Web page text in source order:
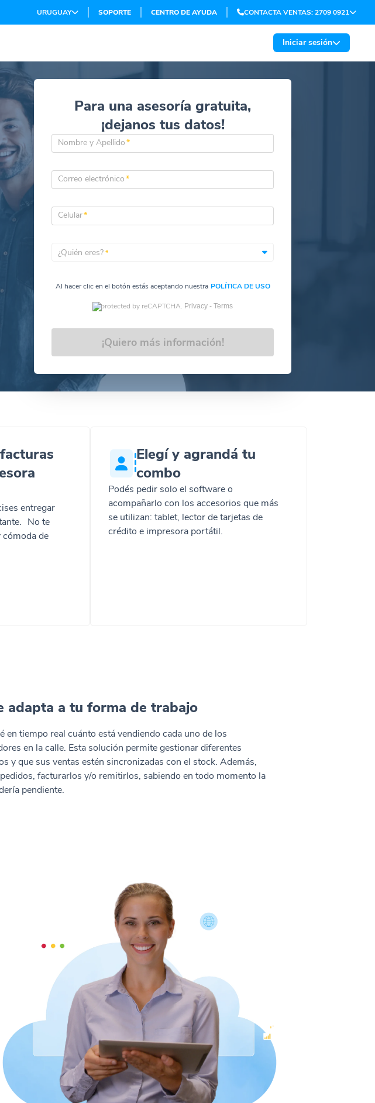
URUGUAY SOPORTE CENTRO DE AYUDA CONTACTA VENTAS: 2709 0921
Iniciar sesión
Para una asesoría gratuita,
¡dejanos tus datos!
Nombre y Apellido*
Correo electrónico*
Celular*
¿Quién eres?*
Al hacer clic en el botón estás aceptando nuestra POLÍTICA DE USO
protected by reCAPTCHA. Privacy - Terms
¡Quiero más información!
entregar
No te
cómoda de
Elegí y agrandá tu
combo
Podés pedir solo el software o
acompañarlo con los accesorios que más
se utilizan: tablet, lector de tarjetas de
crédito e impresora portátil.
adapta a tu forma de trabajo
en tiempo real cuánto está vendiendo cada uno de los
en la calle. Esta solución permite gestionar diferentes
y que sus ventas estén sincronizadas con el stock. Además,
facturarlos y/o remitirlos, sabiendo en todo momento la
pendiente.